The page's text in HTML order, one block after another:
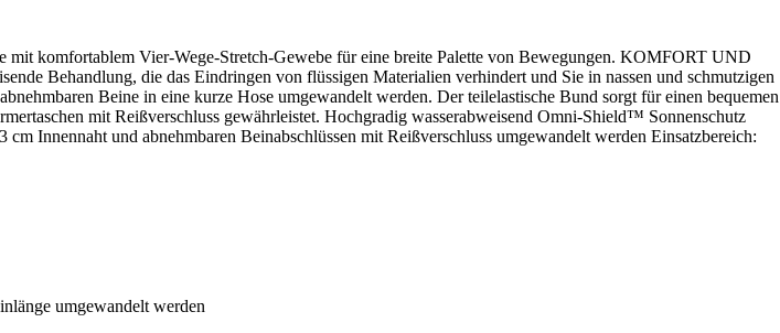
komfortablem Vier-Wege-Stretch-Gewebe für eine breite Palette von Bewegungen. KOMFORT UND
Behandlung, die das Eindringen von flüssigen Materialien verhindert und Sie in nassen und schmutzigen
Beine in eine kurze Hose umgewandelt werden. Der teilelastische Bund sorgt für einen bequemen
mit Reißverschluss gewährleistet. Hochgradig wasserabweisend Omni-Shield™ Sonnenschutz
Innennaht und abnehmbaren Beinabschlüssen mit Reißverschluss umgewandelt werden Einsatzbereich:
umgewandelt werden